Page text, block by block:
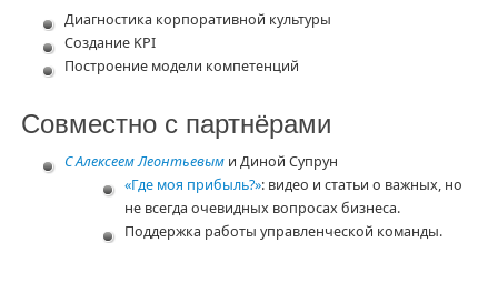
Диагностика корпоративной культуры
Создание KPI
Построение модели компетенций
Совместно с партнёрами
С Алексеем Леонтьевыми Диной Супрун
«Где моя прибыль?»: видео и статьи о важных, но
не всегда очевидных вопросах бизнеса.
Поддержка работы управленческой команды.